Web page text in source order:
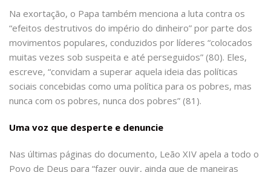
Na exortação, o Papa também menciona a luta contra os
“efeitos destrutivos do império do dinheiro” por parte dos
movimentos populares, conduzidos por líderes “colocados
muitas vezes sob suspeita e até perseguidos” (80). Eles,
escreve, “convidam a superar aquela ideia das políticas
sociais concebidas como uma política para os pobres, mas
nunca com os pobres, nunca dos pobres” (81).
Uma voz que desperte e denuncie
Nas últimas páginas do documento, Leão XIV apela a todo o
Povo de Deus para “fazer ouvir, ainda que de maneiras